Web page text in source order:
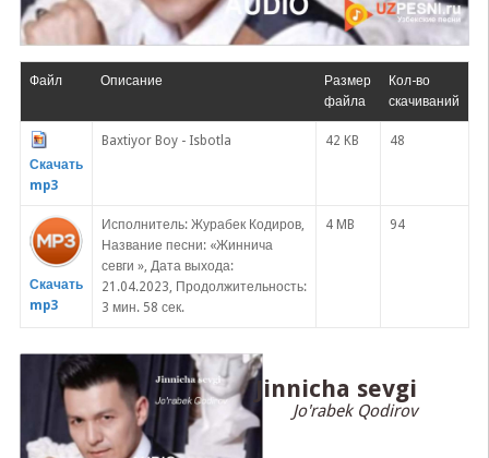
Файл Описание
Размер
файла
Кол-во
скачиваний
Скачать
mp3
Baxtiyor Boy - Isbotla 42 KB 48
Скачать
mp3
Исполнитель: Журабек Кодиров,
Название песни: «Жиннича
севги », Дата выхода:
21.04.2023, Продолжительность:
3 мин. 58 сек.
4 MB 94
Jinnicha sevgi
Jo'rabek Qodirov